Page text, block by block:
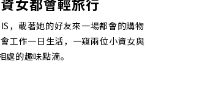
，載著她的好友來一場都會的購物
工作一日生活，一窺兩位小資女與
的趣味點滴。